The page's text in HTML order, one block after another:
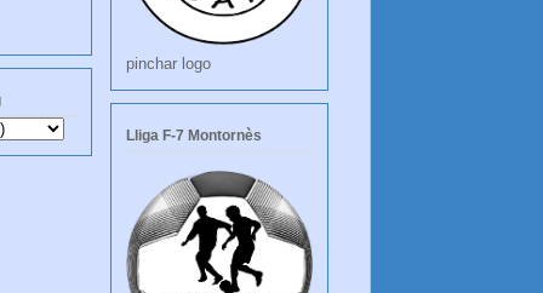
pinchar logo
Lliga F-7 Montornès